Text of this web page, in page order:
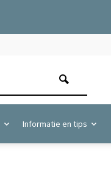
Informatie en tips